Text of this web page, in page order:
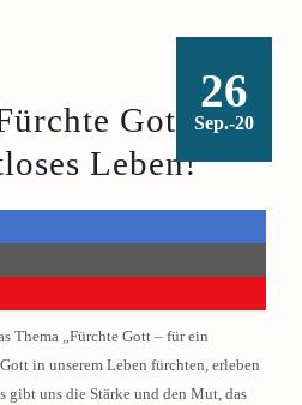
26
Sep.-20
Gott –
Leben!
Thema „Fürchte Gott – für ein
in unserem Leben fürchten, erleben
gibt uns die Stärke und den Mut, das